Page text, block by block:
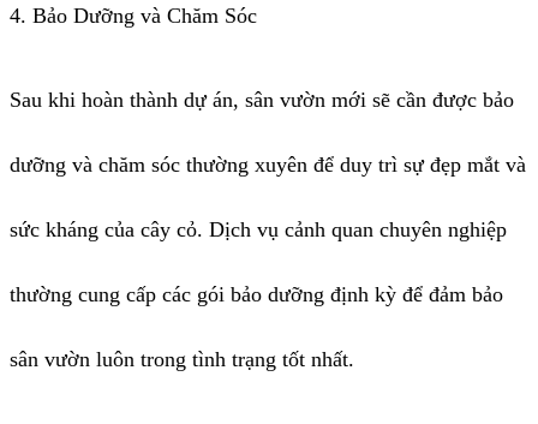
4. Bảo Dưỡng và Chăm Sóc
Sau khi hoàn thành dự án, sân vườn mới sẽ cần được bảo
dưỡng và chăm sóc thường xuyên để duy trì sự đẹp mắt và
sức kháng của cây cỏ. Dịch vụ cảnh quan chuyên nghiệp
thường cung cấp các gói bảo dưỡng định kỳ để đảm bảo
sân vườn luôn trong tình trạng tốt nhất.